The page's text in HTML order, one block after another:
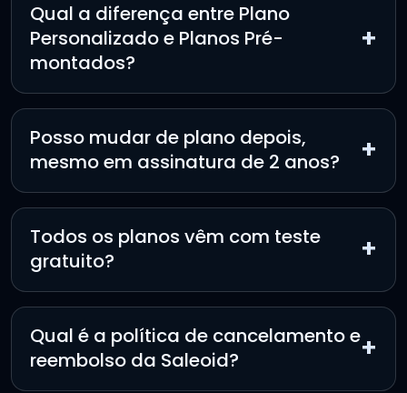
Qual a diferença entre Plano
Personalizado e Planos Pré-
montados?
+
Posso mudar de plano depois,
mesmo em assinatura de 2 anos?
+
Todos os planos vêm com teste
gratuito?
+
Qual é a política de cancelamento e
reembolso da Saleoid?
+